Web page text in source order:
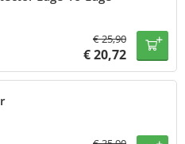
€25,90
€20,72